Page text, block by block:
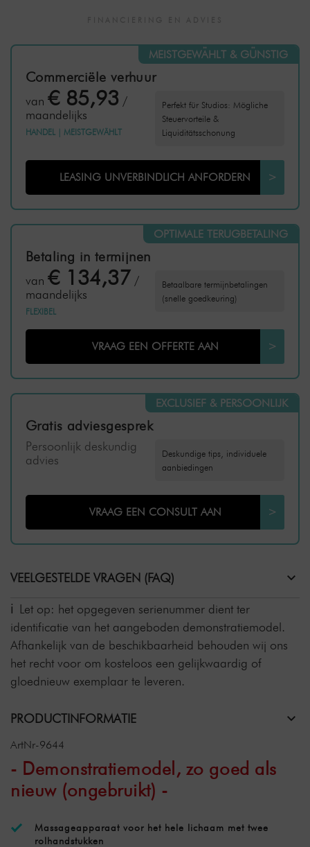
MEISTGEWÄHLT & GÜNSTIG
Commerciële verhuur
Perfekt für Studios: Mögliche
Steuervorteile &
Liquiditätsschonung
van € 85,93 /
maandelijks
HANDEL MEISTGEWÄHLT
LEASING UNVERBINDLICH ANFORDERN >
OPTIMALE TERUGBETALING
Betaling in termijnen
Betaalbare termijnbetalingen
(snelle goedkeuring)
van € 134,37 /
maandelijks
FLEXIBEL
VRAAG EEN OFFERTE AAN >
EXCLUSIEF & PERSOONLIJK
Gratis adviesgesprek
Deskundige tips, individuele
aanbiedingen
Persoonlijk deskundig
advies
VRAAG EEN CONSULT AAN >
VEELGESTELDE VRAGEN (FAQ)
Let op: het opgegeven serienummer dient ter
identificatie van het aangeboden demonstratiemodel.
Afhankelijk van de beschikbaarheid behouden wij ons
het recht voor om kosteloos een gelijkwaardig of
gloednieuw exemplaar te leveren.
PRODUCTINFORMATIE
ArtNr-9644
- Demonstratiemodel, zo goed als
nieuw (ongebruikt) -
Massageapparaat voor het hele lichaam met twee
rolhandstukken